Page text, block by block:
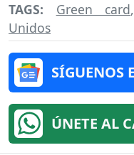
TAGS: Green card
Unidos
SÍGUENOS
ÚNETE AL